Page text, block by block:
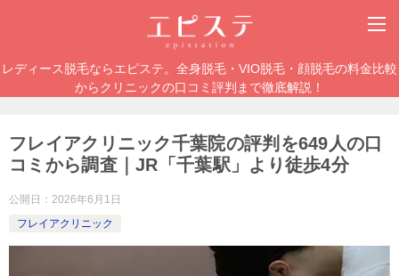
レディース脱毛ならエピステ。全身脱毛・VIO脱毛・顔脱毛の料金比較
からクリニックの口コミ評判まで徹底解説！
フレイアクリニック千葉院の評判を649人の口
コミから調査｜JR「千葉駅」より徒歩4分
公開日： 2026年6月1日
フレイアクリニック